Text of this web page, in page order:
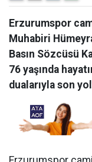
Erzurumspor
Muhabiri
Basın Sözcüsü
76 yaşında
dualarıyla son